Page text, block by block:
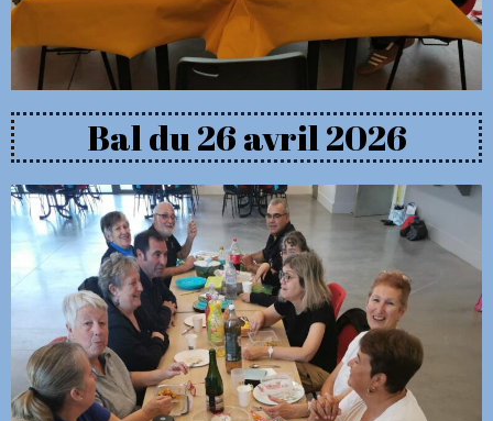
Bal du 26 avril 2026